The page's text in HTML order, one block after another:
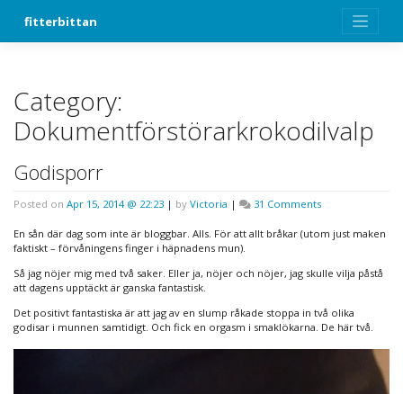
fitterbittan
Category:
Dokumentförstörarkrokodilvalp
Godisporr
Posted on Apr 15, 2014 @ 22:23 | by Victoria | 31 Commentson
En sån där dag som inte är bloggbar. Alls. För att allt bråkar (utom just maken
faktiskt – förvåningens finger i häpnadens mun).
Så jag nöjer mig med två saker. Eller ja, nöjer och nöjer, jag skulle vilja påstå
att dagens upptäckt är ganska fantastisk.
Det positivt fantastiska är att jag av en slump råkade stoppa in två olika
godisar i munnen samtidigt. Och fick en orgasm i smaklökarna. De här två.